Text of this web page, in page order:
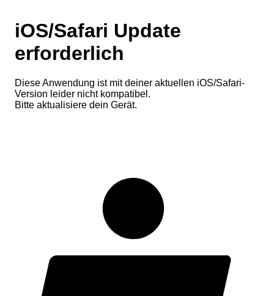
iOS/Safari Update
erforderlich
Diese Anwendung ist mit deiner aktuellen iOS/Safari-
Version leider nicht kompatibel.
Bitte aktualisiere dein Gerät.